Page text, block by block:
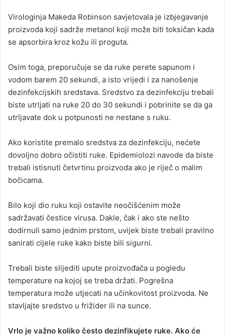
Virologinja Makeda Robinson savjetovala je izbjegavanje
proizvoda koji sadrže metanol koji može biti toksičan kada
se apsorbira kroz kožu ili proguta.
Osim toga, preporučuje se da ruke perete sapunom i
vodom barem 20 sekundi, a isto vrijedi i za nanošenje
dezinfekcijskih sredstava. Sredstvo za dezinfekciju trebali
biste utrljati na ruke 20 do 30 sekundi i pobrinite se da ga
utrljavate dok u potpunosti ne nestane s ruku.
Ako koristite premalo sredstva za dezinfekciju, nećete
dovoljno dobro očistiti ruke. Epidemiolozi navode da biste
trebali istisnuti četvrtinu proizvoda ako je riječ o malim
bočicama.
Bilo koji dio ruku koji ostavite neočišćenim može
sadržavati čestice virusa. Dakle, čak i ako ste nešto
dodirnuli samo jednim prstom, uvijek biste trebali pravilno
sanirati cijele ruke kako biste bili sigurni.
Trebali biste slijediti upute proizvođača u pogledu
temperature na kojoj se treba držati. Pogrešna
temperatura može utjecati na učinkovitost proizvoda. Ne
stavljajte sredstvo u frižider ili na sunce.
Vrlo je važno koliko često dezinfikujete ruke. Ako će